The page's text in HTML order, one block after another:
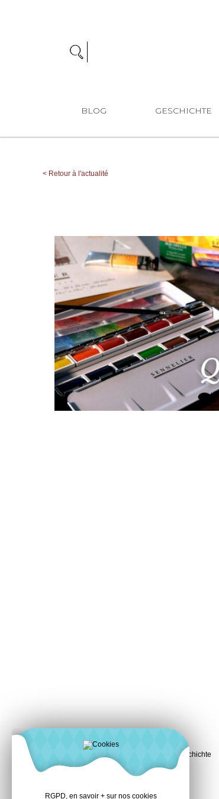
BLOG GESCHICHTE
< Retour à l'actualité
Geschichte
RGPD, en savoir + sur nos cookies